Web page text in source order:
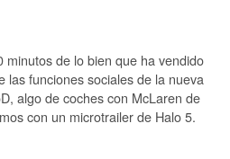
minutos de lo bien que ha vendido
las funciones sociales de la nueva
algo de coches con McLaren de
con un microtrailer de Halo 5.